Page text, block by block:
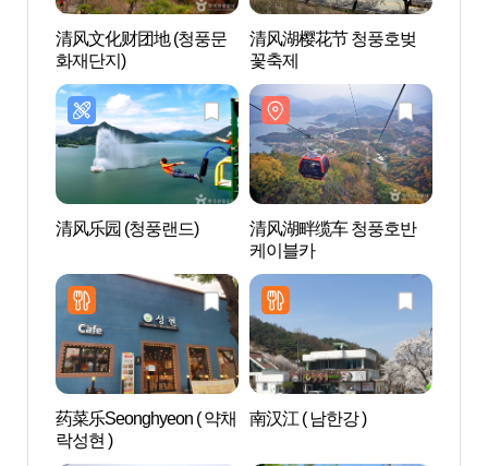
清风文化财团地 (청풍문
화재단지)
清风湖樱花节 청풍호벚
꽃축제
清风乐园 (청풍랜드)
清风湖畔缆车 청풍호반
케이블카
药菜乐Seonghyeon ( 약채
락성현 )
南汉江 ( 남한강 )